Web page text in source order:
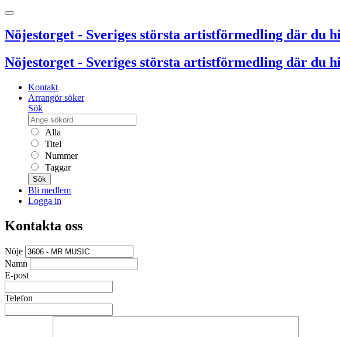
Nöjestorget - Sveriges största artistförmedling där du
Nöjestorget - Sveriges största artistförmedling där du
Kontakt
Arrangör söker
Sök
Alla
Titel
Nummer
Taggar
Sök
Bli medlem
Logga in
Kontakta oss
Nöje
Namn
E-post
Telefon